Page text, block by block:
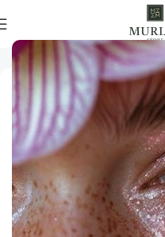
Domů Make-up